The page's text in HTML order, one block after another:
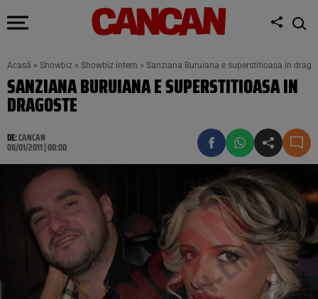
Acasă » Showbiz » Showbiz intern » Sanziana Buruiana e superstitioasa in
SANZIANA BURUIANA E SUPERSTITIOASA IN
DRAGOSTE
DE:CANCAN
08/01/2011 | 00:00